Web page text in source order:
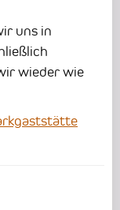
uns in
wieder wie